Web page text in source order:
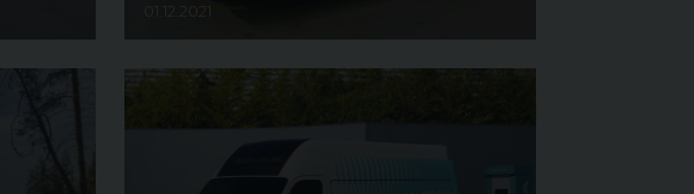
01.12.2021